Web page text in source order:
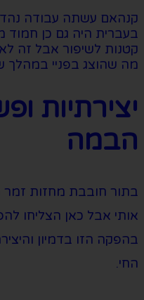
קנהאם עשתה עבודה
בעברית היה גם כן חמוד
קטנות לשיפור אבל זה
מה שהוצג בפניי במהלך
יצירתיות
הבמה
בתור חובבת מחזות
אותי אבל כאן הצליחו
בהפקה הזו בדמיון
החי.